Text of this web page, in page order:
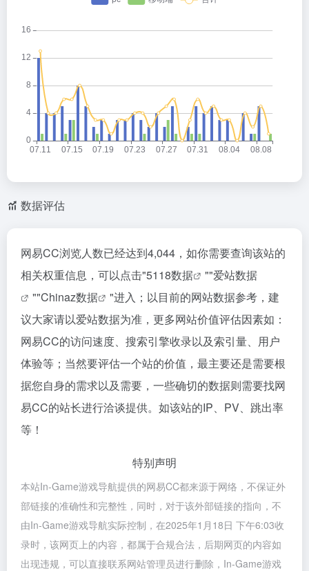
数据评估
网易CC浏览人数已经达到4,044，如你需要查询该站的
相关权重信息，可以点击"5118数据 ""爱站数据
""Chinaz数据
"进入；以目前的网站数据参考，建
议大家请以爱站数据为准，更多网站价值评估因素如：
网易CC的访问速度、搜索引擎收录以及索引量、用户
体验等；当然要评估一个站的价值，最主要还是需要根
据您自身的需求以及需要，一些确切的数据则需要找网
易CC的站长进行洽谈提供。如该站的IP、PV、跳出率
等！
特别声明
本站In-Game游戏导航提供的网易CC都来源于网络，不保证外
部链接的准确性和完整性，同时，对于该外部链接的指向，不
由In-Game游戏导航实际控制，在2025年1月18日 下午6:03收
录时，该网页上的内容，都属于合规合法，后期网页的内容如
出现违规，可以直接联系网站管理员进行删除，In-Game游戏